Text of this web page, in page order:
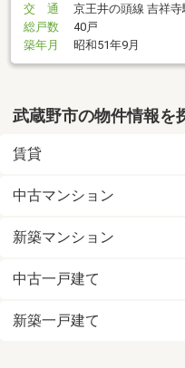
交 通
京王井の頭線 吉祥寺
総戸数
40戸
築年月
昭和51年9月
武蔵野市の物件情報を
賃貸
中古マンション
新築マンション
中古一戸建て
新築一戸建て